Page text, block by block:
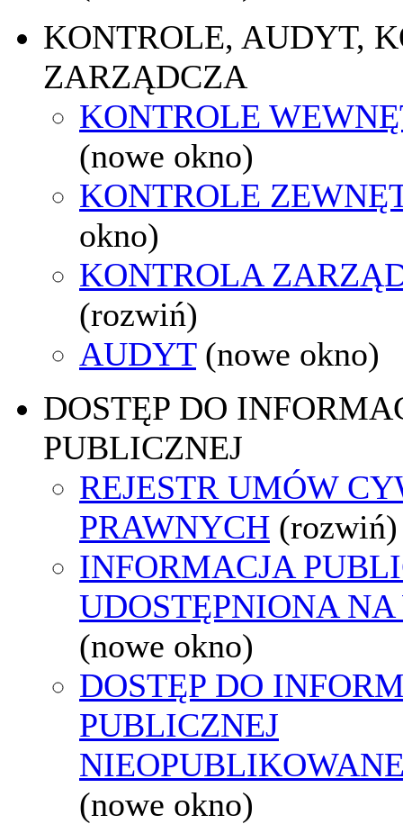
KONTROLE, AUDYT,
ZARZĄDCZA
KONTROLE
(nowe okno)
KONTROLE
okno)
KONTROLA
(rozwiń)
AUDYT (nowe okno)
DOSTĘP DO
PUBLICZNEJ
REJESTR UMÓW
PRAWNYCH (rozwiń)
INFORMACJA
UDOSTĘPNIONA
(nowe okno)
DOSTĘP DO
PUBLICZNEJ
(nowe okno)